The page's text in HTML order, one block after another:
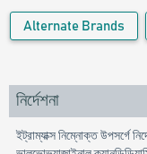
Alternate Brands
নির্দেশনা
ইট্রাম্যাক্স নিম্নোক্ত উপসর্গে